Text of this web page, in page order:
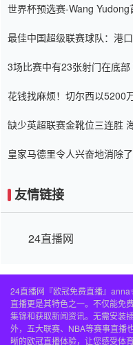
世界杯预选赛-Wang
最佳中国超级联赛球队：港
3场比赛中有23张射门在底
花钱找麻烦！切尔西以5200
缺少英超联赛金靴位三连胜
皇家马德里令人兴奋地消除
友情链接
24直播网
24直播网『欧冠免费直播』
直播更是其特色之一。不仅能免
集锦和获取新闻资讯。无需安装
外，五大联赛、NBA等赛事直播
晰的欧冠直播体验，让您感受体育